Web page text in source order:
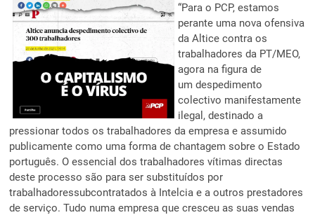
“Para o PCP, estamos
perante uma nova ofensiva
da Altice contra os
trabalhadores da PT/MEO,
agora na figura de
um despedimento
colectivo manifestamente
ilegal, destinado a
pressionar todos os trabalhadores da empresa e assumido
publicamente como uma forma de chantagem sobre o Estado
português. O essencial dos trabalhadores vítimas directas
deste processo são para ser substituídos por
trabalhadoressubcontratados à Intelcia e a outros prestadores
de serviço. Tudo numa empresa que cresceu as suas vendas